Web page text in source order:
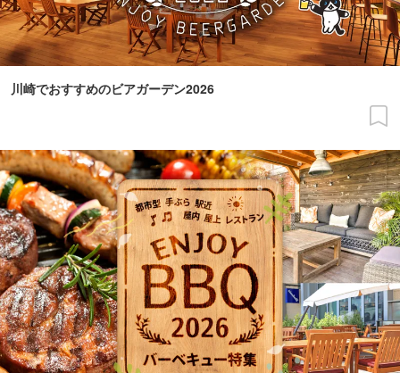
川崎でおすすめのビアガーデン2026